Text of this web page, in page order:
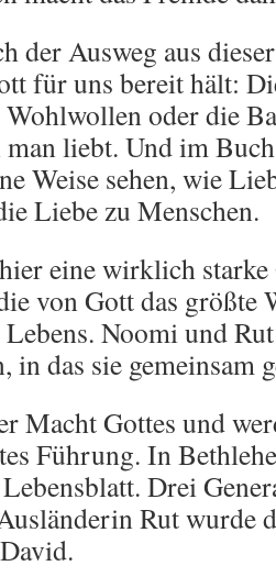
der Ausweg aus
für uns bereit hält:
Wohlwollen oder die
man liebt. Und im
Weise sehen, wie
Liebe zu Menschen.
eine wirklich
von Gott das größte
Noomi und
in das sie gemeinsam
Macht Gottes und
Führung. In
Drei
Rut wurde